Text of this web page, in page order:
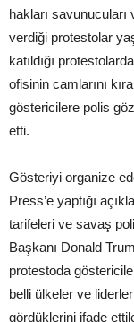
hakları
verdiği protestolar
katıldığı
ofisinin camlarını
göstericilere polis
etti.
Gösteriyi organize
Press’e yaptığı
tarifeleri ve savaş
Başkanı Donald
protestoda
belli ülkeler ve
gördüklerini ifade